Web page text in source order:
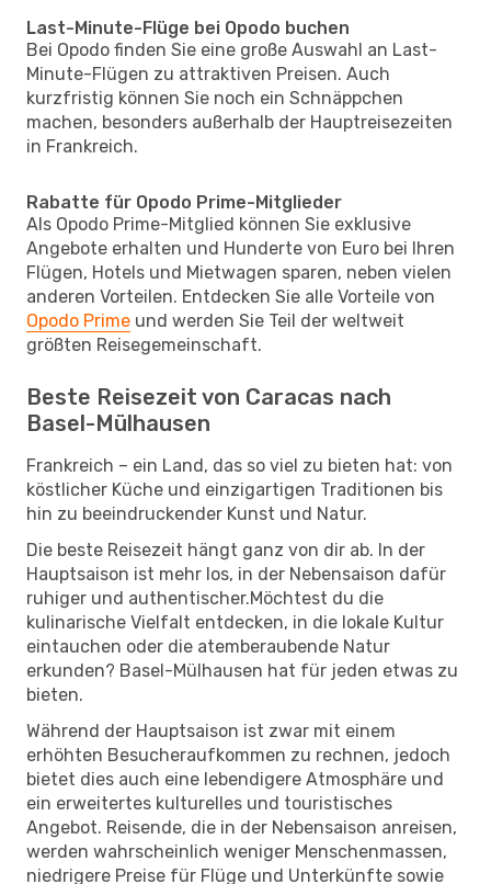
Last-Minute-Flüge bei Opodo buchen
Bei Opodo finden Sie eine große Auswahl an Last-
Minute-Flügen zu attraktiven Preisen. Auch
kurzfristig können Sie noch ein Schnäppchen
machen, besonders außerhalb der Hauptreisezeiten
in Frankreich.
Rabatte für Opodo Prime-Mitglieder
Als Opodo Prime-Mitglied können Sie exklusive
Angebote erhalten und Hunderte von Euro bei Ihren
Flügen, Hotels und Mietwagen sparen, neben vielen
anderen Vorteilen. Entdecken Sie alle Vorteile von
Opodo Prime und werden Sie Teil der weltweit
größten Reisegemeinschaft.
Beste Reisezeit von Caracas nach
Basel-Mülhausen
Frankreich – ein Land, das so viel zu bieten hat: von
köstlicher Küche und einzigartigen Traditionen bis
hin zu beeindruckender Kunst und Natur.
Die beste Reisezeit hängt ganz von dir ab. In der
Hauptsaison ist mehr los, in der Nebensaison dafür
ruhiger und authentischer.Möchtest du die
kulinarische Vielfalt entdecken, in die lokale Kultur
eintauchen oder die atemberaubende Natur
erkunden? Basel-Mülhausen hat für jeden etwas zu
bieten.
Während der Hauptsaison ist zwar mit einem
erhöhten Besucheraufkommen zu rechnen, jedoch
bietet dies auch eine lebendigere Atmosphäre und
ein erweitertes kulturelles und touristisches
Angebot. Reisende, die in der Nebensaison anreisen,
werden wahrscheinlich weniger Menschenmassen,
niedrigere Preise für Flüge und Unterkünfte sowie